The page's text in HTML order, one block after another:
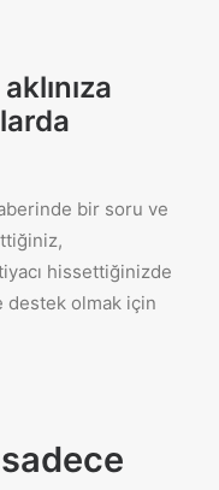
bir soru ve
hissettiğinizde
destek olmak için